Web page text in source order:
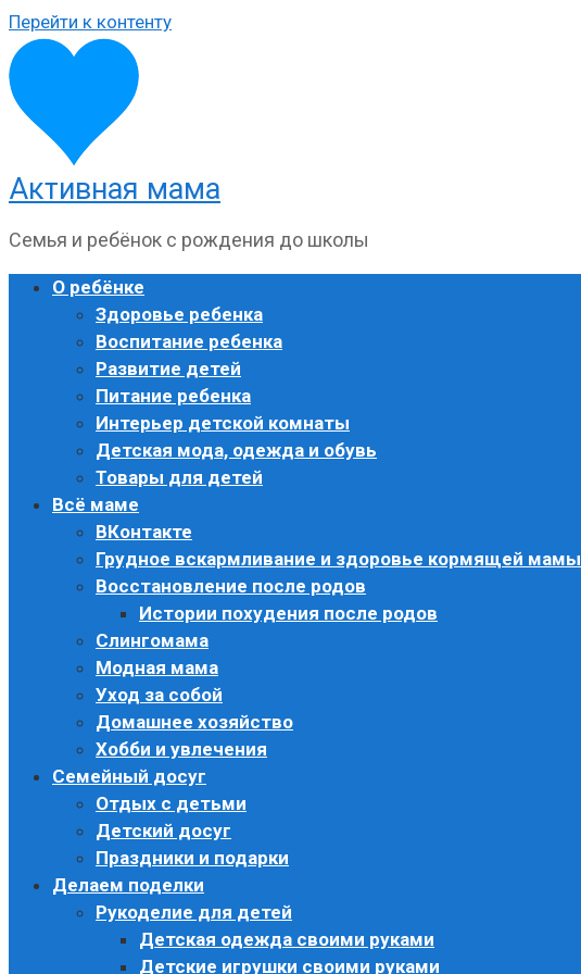
Перейти к контенту
Активная мама
Семья и ребёнок с рождения до школы
О ребёнке
Здоровье ребенка
Воспитание ребенка
Развитие детей
Питание ребенка
Интерьер детской комнаты
Детская мода, одежда и обувь
Товары для детей
Всё маме
ВКонтакте
Грудное вскармливание и здоровье кормящей мамы
Восстановление после родов
Истории похудения после родов
Слингомама
Модная мама
Уход за собой
Домашнее хозяйство
Хобби и увлечения
Семейный досуг
Отдых с детьми
Детский досуг
Праздники и подарки
Делаем поделки
Рукоделие для детей
Детская одежда своими руками
Детские игрушки своими руками